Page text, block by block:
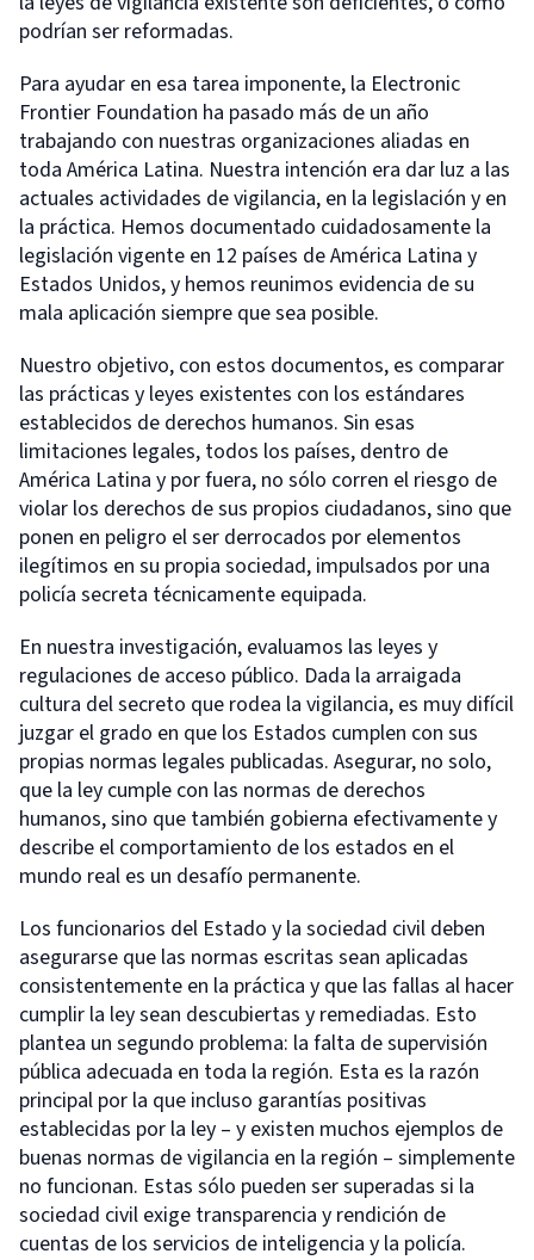
podrían ser reformadas.
Para ayudar en esa tarea imponente, la Electronic
Frontier Foundation ha pasado más de un año
trabajando con nuestras organizaciones aliadas en
toda América Latina. Nuestra intención era dar luz a las
actuales actividades de vigilancia, en la legislación y en
la práctica. Hemos documentado cuidadosamente la
legislación vigente en 12 países de América Latina y
Estados Unidos, y hemos reunimos evidencia de su
mala aplicación siempre que sea posible.
Nuestro objetivo, con estos documentos, es comparar
las prácticas y leyes existentes con los estándares
establecidos de derechos humanos. Sin esas
limitaciones legales, todos los países, dentro de
América Latina y por fuera, no sólo corren el riesgo de
violar los derechos de sus propios ciudadanos, sino que
ponen en peligro el ser derrocados por elementos
ilegítimos en su propia sociedad, impulsados por una
policía secreta técnicamente equipada.
En nuestra investigación, evaluamos las leyes y
regulaciones de acceso público. Dada la arraigada
cultura del secreto que rodea la vigilancia, es muy difícil
juzgar el grado en que los Estados cumplen con sus
propias normas legales publicadas. Asegurar, no solo,
que la ley cumple con las normas de derechos
humanos, sino que también gobierna efectivamente y
describe el comportamiento de los estados en el
mundo real es un desafío permanente.
Los funcionarios del Estado y la sociedad civil deben
asegurarse que las normas escritas sean aplicadas
consistentemente en la práctica y que las fallas al hacer
cumplir la ley sean descubiertas y remediadas. Esto
plantea un segundo problema: la falta de supervisión
pública adecuada en toda la región. Esta es la razón
principal por la que incluso garantías positivas
establecidas por la ley – y existen muchos ejemplos de
buenas normas de vigilancia en la región – simplemente
no funcionan. Estas sólo pueden ser superadas si la
sociedad civil exige transparencia y rendición de
cuentas de los servicios de inteligencia y la policía.